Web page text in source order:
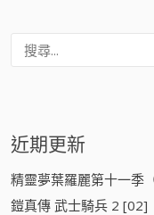
近期更新
精靈夢葉羅麗第十一季
鎧真傳 武士騎兵 2 [02]